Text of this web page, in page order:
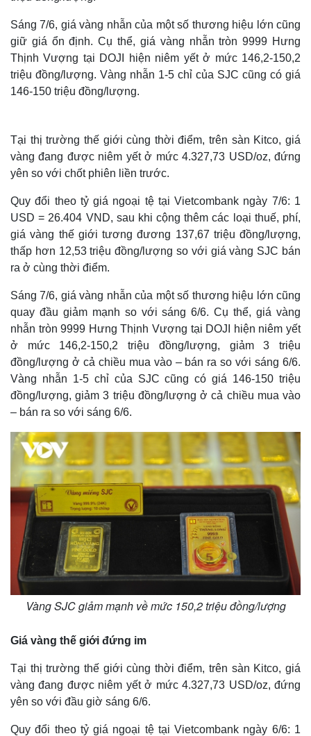
Thế giới
Cuộc sống đó đây
Hồ sơ
Ảnh
E-Magazine
Sáng 7/6, giá vàng nhẫn của một số thương hiệu lớn cũng
giữ giá ổn định. Cụ thể, giá vàng nhẫn tròn 9999 Hưng
Thịnh Vượng tại DOJI hiện niêm yết ở mức 146,2-150,2
triệu đồng/lượng. Vàng nhẫn 1-5 chỉ của SJC cũng có giá
146-150 triệu đồng/lượng.
Tại thị trường thế giới cùng thời điểm, trên sàn Kitco, giá
vàng đang được niêm yết ở mức 4.327,73 USD/oz, đứng
yên so với chốt phiên liền trước.
Quy đổi theo tỷ giá ngoại tệ tại Vietcombank ngày 7/6: 1
USD = 26.404 VND, sau khi cộng thêm các loại thuế, phí,
giá vàng thế giới tương đương 137,67 triệu đồng/lượng,
thấp hơn 12,53 triệu đồng/lượng so với giá vàng SJC bán
ra ở cùng thời điểm.
Sáng 7/6, giá vàng nhẫn của một số thương hiệu lớn cũng
quay đầu giảm mạnh so với sáng 6/6. Cụ thể, giá vàng
nhẫn tròn 9999 Hưng Thịnh Vượng tại DOJI hiện niêm yết
ở mức 146,2-150,2 triệu đồng/lượng, giảm 3 triệu
đồng/lượng ở cả chiều mua vào – bán ra so với sáng 6/6.
Vàng nhẫn 1-5 chỉ của SJC cũng có giá 146-150 triệu
đồng/lượng, giảm 3 triệu đồng/lượng ở cả chiều mua vào
– bán ra so với sáng 6/6.
Vàng SJC giảm mạnh về mức 150,2 triệu đồng/lượng
Giá vàng thế giới đứng im
Tại thị trường thế giới cùng thời điểm, trên sàn Kitco, giá
vàng đang được niêm yết ở mức 4.327,73 USD/oz, đứng
yên so với đầu giờ sáng 6/6.
Quy đổi theo tỷ giá ngoại tệ tại Vietcombank ngày 6/6: 1